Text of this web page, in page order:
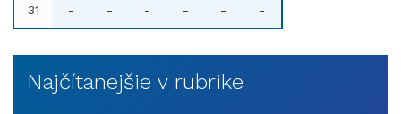
31 - - - - - -
Najčítanejšie v rubrike